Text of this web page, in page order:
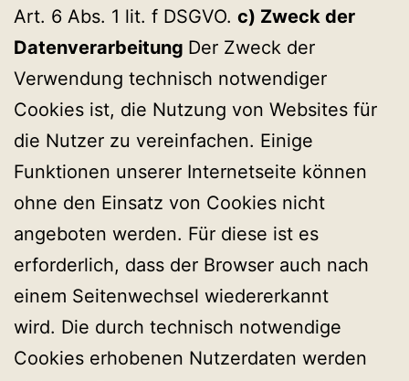
Art. 6 Abs. 1 lit. f DSGVO. c) Zweck der
Datenverarbeitung Der Zweck der
Verwendung technisch notwendiger
Cookies ist, die Nutzung von Websites für
die Nutzer zu vereinfachen. Einige
Funktionen unserer Internetseite können
ohne den Einsatz von Cookies nicht
angeboten werden. Für diese ist es
erforderlich, dass der Browser auch nach
einem Seitenwechsel wiedererkannt
wird. Die durch technisch notwendige
Cookies erhobenen Nutzerdaten werden